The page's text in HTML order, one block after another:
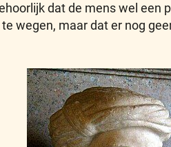
dat de mens wel een
wegen, maar dat er nog